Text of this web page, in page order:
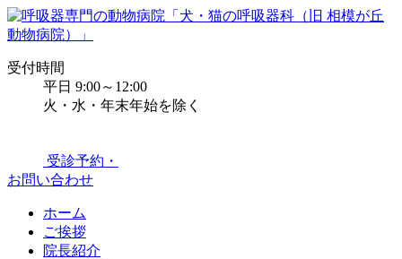
受付時間
平日 9:00～12:00
火・水・年末年始を除く
受診予約・
お問い合わせ
ホーム
ご挨拶
院長紹介